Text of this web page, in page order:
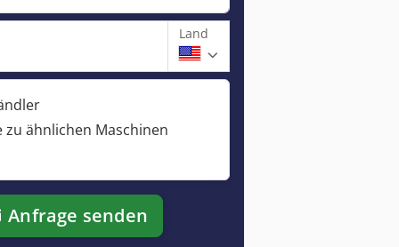
Land
zu ähnlichen Maschinen
Anfrage senden